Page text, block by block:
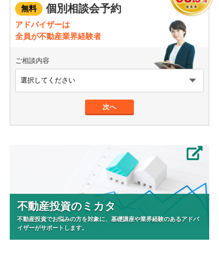
無料 個別相談会予約
アドバイザーは
全員が不動産業界経験者
ご相談内容
次へ
不動産投資のミカタ
不動産投資でお悩みの方を対象に、基礎講座や業界経験のあるアドバ
イザーがサポートします。